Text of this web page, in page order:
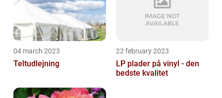
04 march 2023
Teltudlejning
22 february 2023
LP plader på vinyl - den
bedste kvalitet